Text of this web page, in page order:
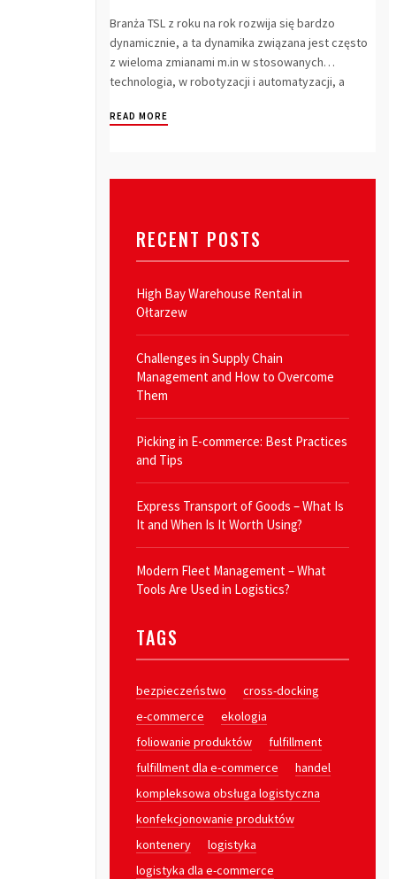
Branża TSL z roku na rok rozwija się bardzo
dynamicznie, a ta dynamika związana jest często
z wieloma zmianami m.in w stosowanych
technologia, w robotyzacji i automatyzacji, a
READ MORE
RECENT POSTS
High Bay Warehouse Rental in
Ołtarzew
Challenges in Supply Chain
Management and How to Overcome
Them
Picking in E-commerce: Best Practices
and Tips
Express Transport of Goods – What Is
It and When Is It Worth Using?
Modern Fleet Management – What
Tools Are Used in Logistics?
TAGS
bezpieczeństwo
cross-docking
e-commerce
ekologia
foliowanie produktów
fulfillment
fulfillment dla e-commerce
handel
kompleksowa obsługa logistyczna
konfekcjonowanie produktów
kontenery
logistyka
logistyka dla e-commerce